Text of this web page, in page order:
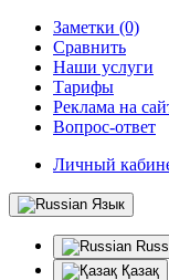
Заметки (0)
Сравнить
Наши услуги
Тарифы
Реклама на
Вопрос-ответ
Личный
Язык
Қазақ